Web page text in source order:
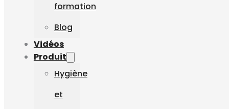
formation
Blog
Vidéos
Produit
Hygiène
et